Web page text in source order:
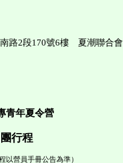
路2段170號6樓 夏潮聯合會
青年夏令營
行程
以營員手冊公告為準）